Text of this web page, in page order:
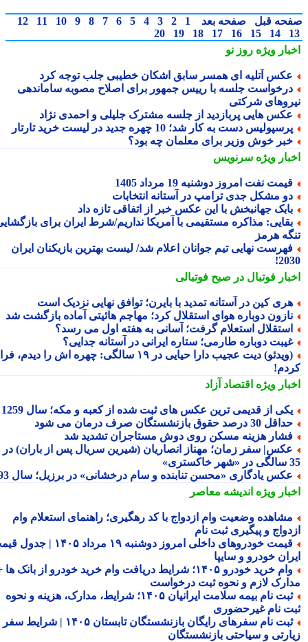
قبل صفحه بعد 1
2
3
4
5
6
7
8
9
10
11
12
14
15
16
17
18
19
20
ویژهروز نو
آتلیه ای همسر سابق اشکان خطیبی جلب توجه کرد
جلسه با رییس جمهور برای اصلاح مصوبه ساماندهی
شرکتی
هایی پربازدید از جلسه مشترک جلیلی و احمدی نژاد
دست به کار شد؛ 10 چهره جدید در لیست خرید تارتار
خوش وزیر برای معلمان چه بود؟
ویژهسرنویس
نفت امروز دوشنبه 19 مرداد 1405
مشکل جدی ترامپ در آستانه انتخابات
جهانبخش با این عکس خبر از اتفاقی تازه داد
مذاکره مستقیمی با آمریکا نداریم/شرط ایران برای بازگشایی
هرمز
نهایی تیم جوانان اعلام شد/ لیست بهترین بازیکنان ایران
فوتبال در صبح فوتبالی
کین در آستانه تمدید با بایرن؛ توافق نهایی نزدیک است
دوباره هوای استقلال کرد؛ مهاجم هائیتی آماده بازگشت شد
استعلام گرفت؛ آسانی به هفته اول می رسد؟
دوباره طارمی؛ ستاره ایرانی در آستانه جدایی؟
(ویدئو) دیت عجیب دارا حیایی در ۱۹ سالگی: چهره اش را دیدم، فرار
ویژهاقتصاد آزاد
از قدیمی ترین عکس های ثبت شده از کعبه و مکه؛ سال 1259
30 درصد حقوق بازنشستگان صرف درمان می شود
هزینه مسکن روی دوش مستاجران تشدید شد
سفر زمان؛ مهناز انصاریان (شیرین سریال پس از باران) در
یادگاری «محسن تنابنده و سام درخشانی» در برزیل؛ سال 93
ویژهاندیشه معاصر
وضعیت وام ازدواج با کد رهگیری؛ راهنمای استعلام وام
و پیگیری ثبت نام
قیمت خودروهای داخلی امروز دوشنبه ۱۹ مرداد ۱۴۰۵ | جدول قیمت
خودرو و سایپا
وام خرید خودرو ۱۴۰۵؛ شرایط دریافت وام خرید خودرو از بانک ها +
لازم و نحوه ثبت درخواست
ثبت نام بیمه سلامت ایرانیان ۱۴۰۵؛ شرایط، مدارک، هزینه و نحوه
نام غیرحضوری
ثبت نام سفرهای رایگان بازنشستگان تابستان ۱۴۰۵ | شرایط سفر
و سیاحتی بازنشستگان